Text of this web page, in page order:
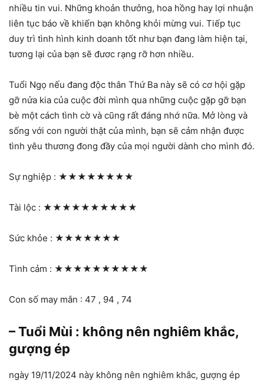
nhiều tin vui. Những khoản thưởng, hoa hồng hay lợi nhuận
liên tục báo về khiến bạn không khỏi mừng vui. Tiếp tục
duy trì tình hình kinh doanh tốt như bạn đang làm hiện tại,
tương lại của bạn sẽ đươc rạng rỡ hơn nhiều.
Tuổi Ngọ nếu đang độc thân Thứ Ba này sẽ có cơ hội gặp
gỡ nửa kia của cuộc đời mình qua những cuộc gặp gỡ bạn
bè một cách tình cờ và cũng rất đáng nhớ nữa. Mở lòng và
sống với con người thật của mình, bạn sẽ cảm nhận được
tình yêu thương đong đầy của mọi người dành cho mình đó.
Sự nghiệp : ★★★★★★★★
Tài lộc : ★★★★★★★★★★
Sức khỏe : ★★★★★★★
Tình cảm : ★★★★★★★★★★
Con số may mắn : 47 , 94 , 74
– Tuổi Mùi : không nên nghiêm khắc,
gượng ép
ngày 19/11/2024 này không nên nghiêm khắc, gượng ép